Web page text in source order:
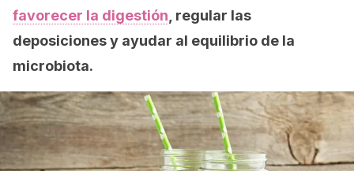
favorecer la digestión , regular las
deposiciones y ayudar al equilibrio de la
microbiota.